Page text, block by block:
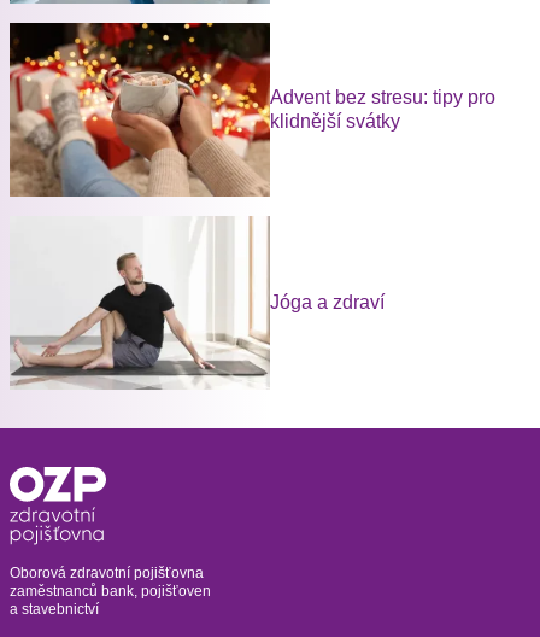
Advent bez stresu: tipy pro
klidnější svátky
Jóga a zdraví
Oborová zdravotní pojišťovna
zaměstnanců bank, pojišťoven
a stavebnictví